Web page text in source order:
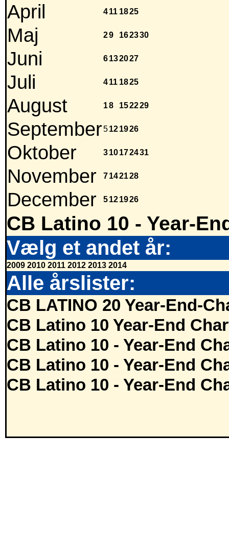
April 411 1825
Maj 29 162330
Juni 6132027
Juli 411 1825
August 18 152229
September5121926
Oktober 310172431
November 7142128
December 5121926
CB Latino 10 - Year-
Vælg et andet år:
2009 2010 2011 2012 2013 2014
Alle årslister:
CB LATINO 20 Year-End-
CB Latino 10 Year-End
CB Latino 10 - Year-End
CB Latino 10 - Year-End
CB Latino 10 - Year-End